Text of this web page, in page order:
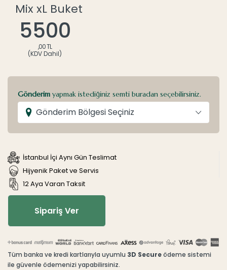
Mix xL Buket
5500
,00 TL
(KDV Dahil)
Gönderim yapmak istediğiniz semti buradan seçebilirsiniz.
Gönderim Bölgesi Seçiniz
İstanbul İçi Aynı Gün Teslimat
Hijyenik Paket ve Servis
12 Aya Varan Taksit
Sipariş Ver
Tüm banka ve kredi kartlarıyla uyumlu 3D Secureödeme sistemi
ile güvenle ödemenizi yapabilirsiniz.